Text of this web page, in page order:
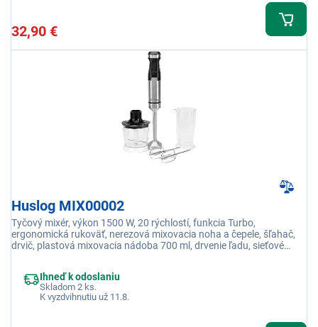
32,90 €
Huslog MIX00002
Tyčový mixér, výkon 1500 W, 20 rýchlostí, funkcia Turbo,
ergonomická rukoväť, nerezová mixovacia noha a čepele, šľahač,
drvič, plastová mixovacia nádoba 700 ml, drvenie ľadu, sieťové
Ihneď k odoslaniu
Skladom 2 ks.
K vyzdvihnutiu už 11.8.